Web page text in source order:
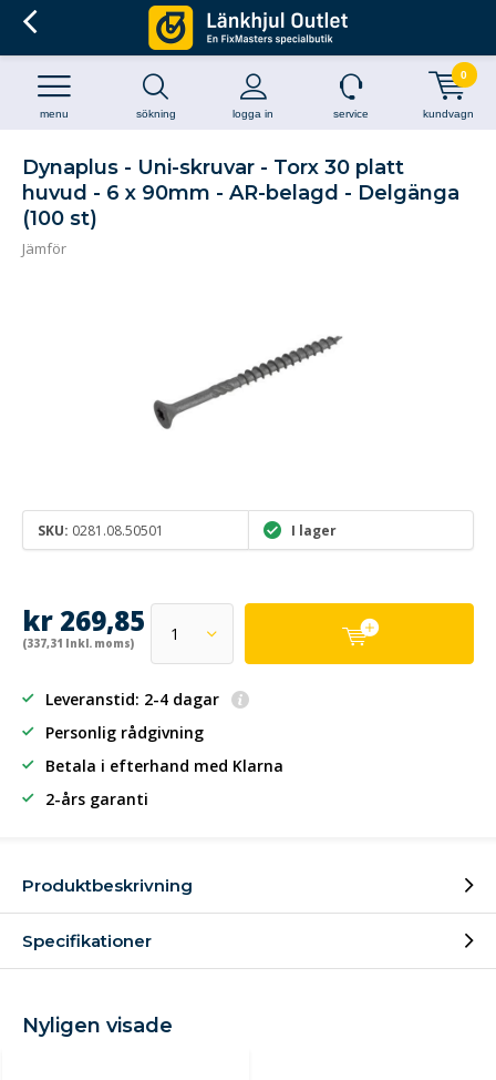
sökning logga in
menu service kundvagn
0
Dynaplus - Uni-skruvar - Torx 30 platt
huvud - 6 x 90mm - AR-belagd - Delgänga
(100 st)
Jämför
SKU: 0281.08.50501 I lager
kr 269,85
(337,31 Inkl. moms)
Leveranstid: 2-4 dagar
Personlig rådgivning
Betala i efterhand med Klarna
2-års garanti
Produktbeskrivning
Specifikationer
Nyligen visade